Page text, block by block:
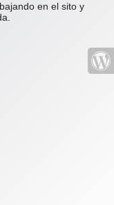
en el sito y